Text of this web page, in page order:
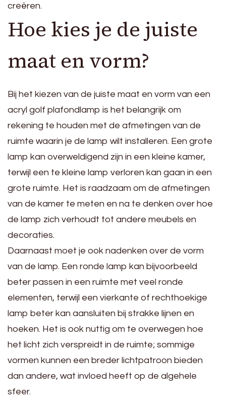
creëren.
Hoe kies je de juiste
maat en vorm?
Bij het kiezen van de juiste maat en vorm van een
acryl golf plafondlamp is het belangrijk om
rekening te houden met de afmetingen van de
ruimte waarin je de lamp wilt installeren. Een grote
lamp kan overweldigend zijn in een kleine kamer,
terwijl een te kleine lamp verloren kan gaan in een
grote ruimte. Het is raadzaam om de afmetingen
van de kamer te meten en na te denken over hoe
de lamp zich verhoudt tot andere meubels en
decoraties.
Daarnaast moet je ook nadenken over de vorm
van de lamp. Een ronde lamp kan bijvoorbeeld
beter passen in een ruimte met veel ronde
elementen, terwijl een vierkante of rechthoekige
lamp beter kan aansluiten bij strakke lijnen en
hoeken. Het is ook nuttig om te overwegen hoe
het licht zich verspreidt in de ruimte; sommige
vormen kunnen een breder lichtpatroon bieden
dan andere, wat invloed heeft op de algehele
sfeer.